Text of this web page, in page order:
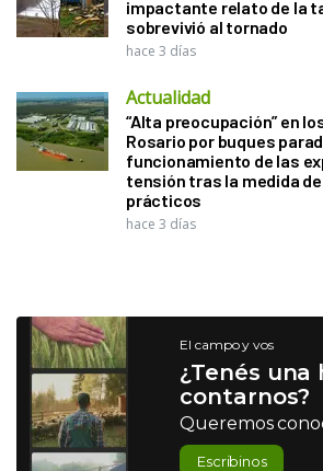
impactante relato de la
sobrevivió al tornado
hace 3 días
Actualidad
“Alta preocupación” en
Rosario por buques
funcionamiento de las
tensión tras la medida
prácticos
hace 3 días
El campo y vos
¿Tenés una
contarnos?
Queremos
Escribinos